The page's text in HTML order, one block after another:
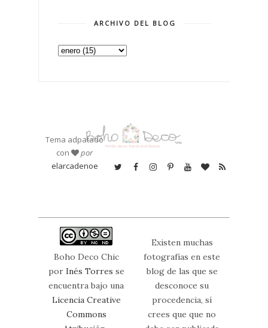
ARCHIVO DEL BLOG
Tema adpatado
con
por
elarcadenoe
Boho Deco Chic
por Inés Torres se
encuentra bajo una
Licencia Creative
Commons
Existen muchas
fotografías en este
blog de las que se
desconoce su
procedencia, sí
crees que que no